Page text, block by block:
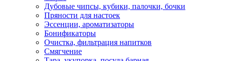
Дубовые чипсы, кубики, палочки, бочки
Пряности для настоек
Эссенции, ароматизаторы
Бонификаторы
Очистка, фильтрация напитков
Смягчение